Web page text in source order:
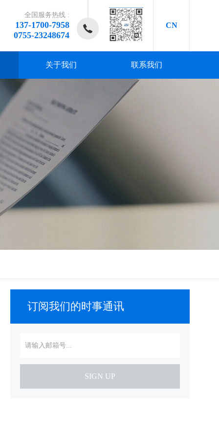
全国服务热线 :
137-1700-7958
0755-23248674
CN
、
、
、
关于我们
、
联系我们
、
订阅我们的时事通讯
SIGN UP